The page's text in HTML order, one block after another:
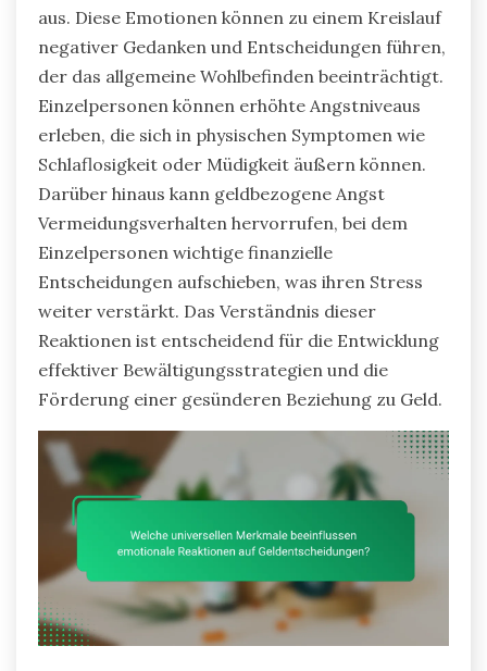
aus. Diese Emotionen können zu einem Kreislauf
negativer Gedanken und Entscheidungen führen,
der das allgemeine Wohlbefinden beeinträchtigt.
Einzelpersonen können erhöhte Angstniveaus
erleben, die sich in physischen Symptomen wie
Schlaflosigkeit oder Müdigkeit äußern können.
Darüber hinaus kann geldbezogene Angst
Vermeidungsverhalten hervorrufen, bei dem
Einzelpersonen wichtige finanzielle
Entscheidungen aufschieben, was ihren Stress
weiter verstärkt. Das Verständnis dieser
Reaktionen ist entscheidend für die Entwicklung
effektiver Bewältigungsstrategien und die
Förderung einer gesünderen Beziehung zu Geld.